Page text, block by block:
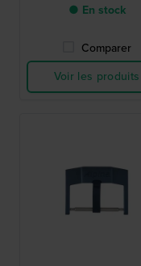
● En stock
Comparer
Voir les produits